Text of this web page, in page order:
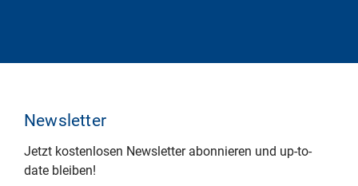
Newsletter
Jetzt kostenlosen Newsletter abonnieren und up-to-
date bleiben!